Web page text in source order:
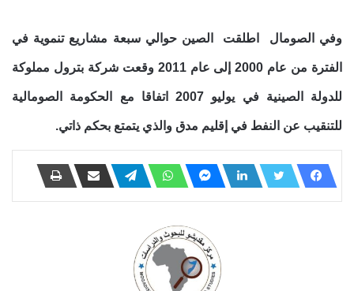
وفي الصومال اطلقت الصين حوالي سبعة مشاريع تنموية في
الفترة من عام 2000 إلى عام 2011 وقعت شركة بترول مملوكة
للدولة الصينية في يوليو 2007 اتفاقا مع الحكومة الصومالية
للتنقيب عن النفط في إقليم مدق والذي يتمتع بحكم ذاتي.